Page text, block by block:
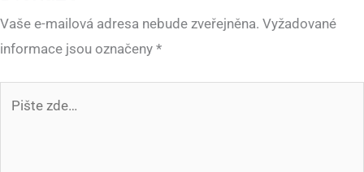
Vaše e-mailová adresa nebude zveřejněna. Vyžadované
informace jsou označeny *